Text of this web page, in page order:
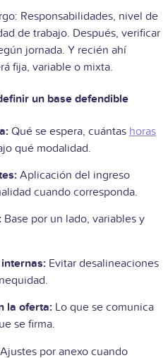
Responsabilidades, nivel de
de trabajo. Después, verificar
jornada. Y recién ahí
fija, variable o mixta.
un base defendible
Qué se espera, cuántas horas
qué modalidad.
Aplicación del ingreso
cuando corresponda.
Base por un lado, variables y
Evitar desalineaciones
la oferta: Lo que se comunica
se firma.
Ajustes por anexo cuando